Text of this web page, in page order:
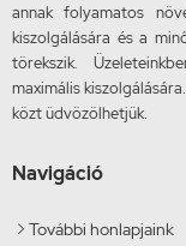
annak folyamatos
kiszolgálására és a
törekszik.
maximális
közt üdvözölhetjük.
Navigáció
 További honlapjaink